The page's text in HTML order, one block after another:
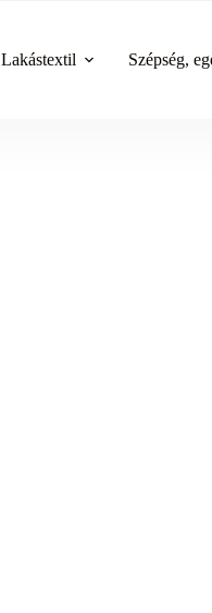
Lakástextil Szépség,